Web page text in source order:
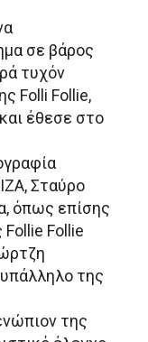
σε βάρος
τυχόν
Folli Follie,
έθεσε στο
Σταύρο
όπως επίσης
Follie
της
της